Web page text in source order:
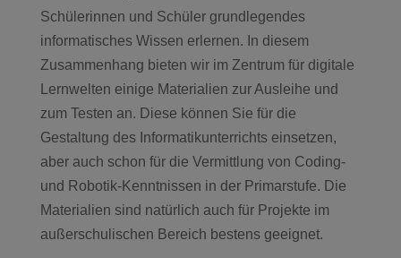
Schülerinnen und Schüler grundlegendes
informatisches Wissen erlernen. In diesem
Zusammenhang bieten wir im Zentrum für digitale
Lernwelten einige Materialien zur Ausleihe und
zum Testen an. Diese können Sie für die
Gestaltung des Informatikunterrichts einsetzen,
aber auch schon für die Vermittlung von Coding-
und Robotik-Kenntnissen in der Primarstufe. Die
Materialien sind natürlich auch für Projekte im
außerschulischen Bereich bestens geeignet.